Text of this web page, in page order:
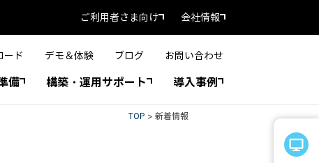
ご利用者さま向け 会社情報
ード デモ＆体験 ブログ お問い合わせ
備 構築・運用サポート 導入事例
TOP > 新着情報